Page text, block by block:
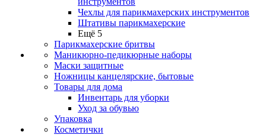
Чехлы для парикмахерских инструментов
Штативы парикмахерские
Ещё 5
Парикмахерские бритвы
Маникюрно-педикюрные наборы
Маски защитные
Ножницы канцелярские, бытовые
Товары для дома
Инвентарь для уборки
Уход за обувью
Упаковка
Косметички